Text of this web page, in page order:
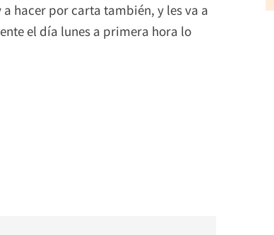
hacer por carta también, y les va a
el día lunes a primera hora lo